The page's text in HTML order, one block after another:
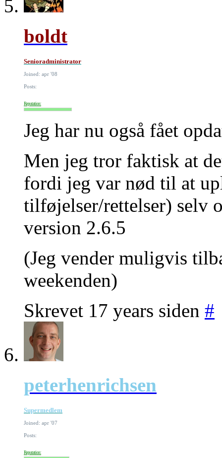
boldt
Senioradministrator
Joined: apr '08
Posts:
Reputation:
Jeg har nu også fået
Men jeg tror faktisk at
fordi jeg var nød til at
tilføjelser/rettelser) selv
version 2.6.5
(Jeg vender muligvis
weekenden)
Skrevet 17 years siden #
peterhenrichsen
Supermedlem
Joined: apr '07
Posts:
Reputation: